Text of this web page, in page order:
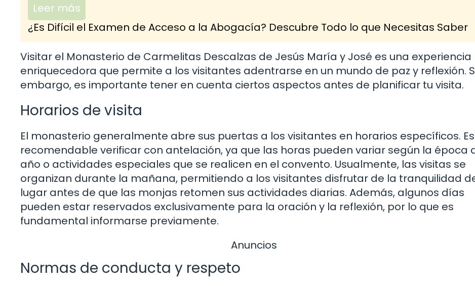
Leer más
¿Es Difícil el Examen de Acceso a la Abogacía? Descubre Todo lo que Necesitas Saber
Visitar el Monasterio de Carmelitas Descalzas de Jesús María y José es una experiencia
enriquecedora que permite a los visitantes adentrarse en un mundo de paz y reflexión.
embargo, es importante tener en cuenta ciertos aspectos antes de planificar tu visita.
Horarios de visita
El monasterio generalmente abre sus puertas a los visitantes en horarios específicos. Es
recomendable verificar con antelación, ya que las horas pueden variar según la época
año o actividades especiales que se realicen en el convento. Usualmente, las visitas se
organizan durante la mañana, permitiendo a los visitantes disfrutar de la tranquilidad
lugar antes de que las monjas retomen sus actividades diarias. Además, algunos días
pueden estar reservados exclusivamente para la oración y la reflexión, por lo que es
fundamental informarse previamente.
Anuncios
Normas de conducta y respeto